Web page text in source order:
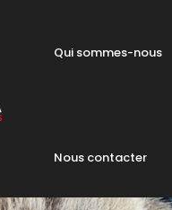
Qui sommes-nous
Nous contacter